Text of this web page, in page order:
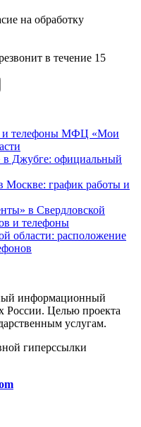
на обработку
в течение 15
и телефоны МФЦ «Мои
Джубге: официальный
Москве: график работы и
в Свердловской
и телефоны
области: расположение
информационный
России. Целью проекта
услугам.
гиперссылки